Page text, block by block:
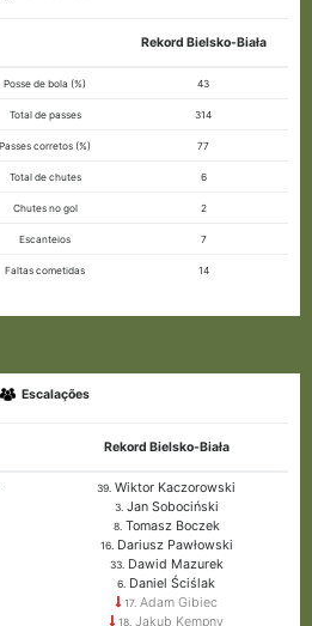
Rekord Bielsko-Biała
Posse de bola (%) 43
Total de passes 314
Passes corretos (%) 77
Total de chutes 6
Chutes no gol 2
Escanteios 7
Faltas cometidas 14
Escalações
Rekord Bielsko-Biała
39. Wiktor Kaczorowski
3.Jan Sobociński
8.Tomasz Boczek
16.Dariusz Pawłowski
33.Dawid Mazurek
6. Daniel Ściślak
17. Adam Gibiec
18. Jakub Kempny